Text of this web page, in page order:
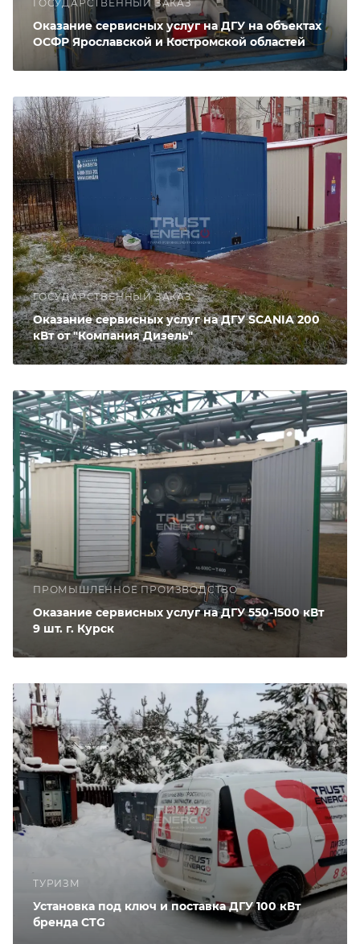
ГОСУДАРСТВЕННЫЙ ЗАКАЗ
Оказание сервисных услуг на ДГУ на объектах
ОСФР Ярославской и Костромской областей
ГОСУДАРСТВЕННЫЙ ЗАКАЗ
Оказание сервисных услуг на ДГУ SCANIA 200
кВт от "Компания Дизель"
ПРОМЫШЛЕННОЕ ПРОИЗВОДСТВО
Оказание сервисных услуг на ДГУ 550-1500 кВт
9 шт. г. Курск
ТУРИЗМ
Установка под ключ и поставка ДГУ 100 кВт
бренда CTG